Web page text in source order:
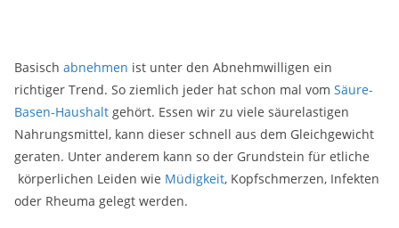
Basisch abnehmen ist unter den Abnehmwilligen ein
richtiger Trend. So ziemlich jeder hat schon mal vom Säure-
Basen-Haushalt gehört. Essen wir zu viele säurelastigen
Nahrungsmittel, kann dieser schnell aus dem Gleichgewicht
geraten. Unter anderem kann so der Grundstein für etliche
körperlichen Leiden wie Müdigkeit, Kopfschmerzen, Infekten
oder Rheuma gelegt werden.